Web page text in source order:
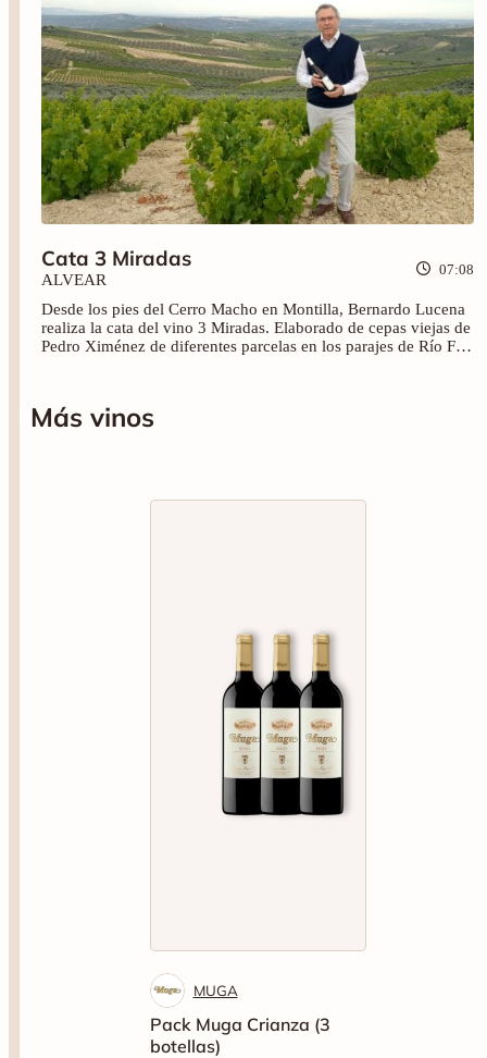
Cata 3 Miradas
ALVEAR
07:08
Desde los pies del Cerro Macho en Montilla, Bernardo Lucena
realiza la cata del vino 3 Miradas. Elaborado de cepas viejas de
Pedro Ximénez de diferentes parcelas en los parajes de Río Frío
Más vinos
MUGA
Pack Muga Crianza (3
botellas)